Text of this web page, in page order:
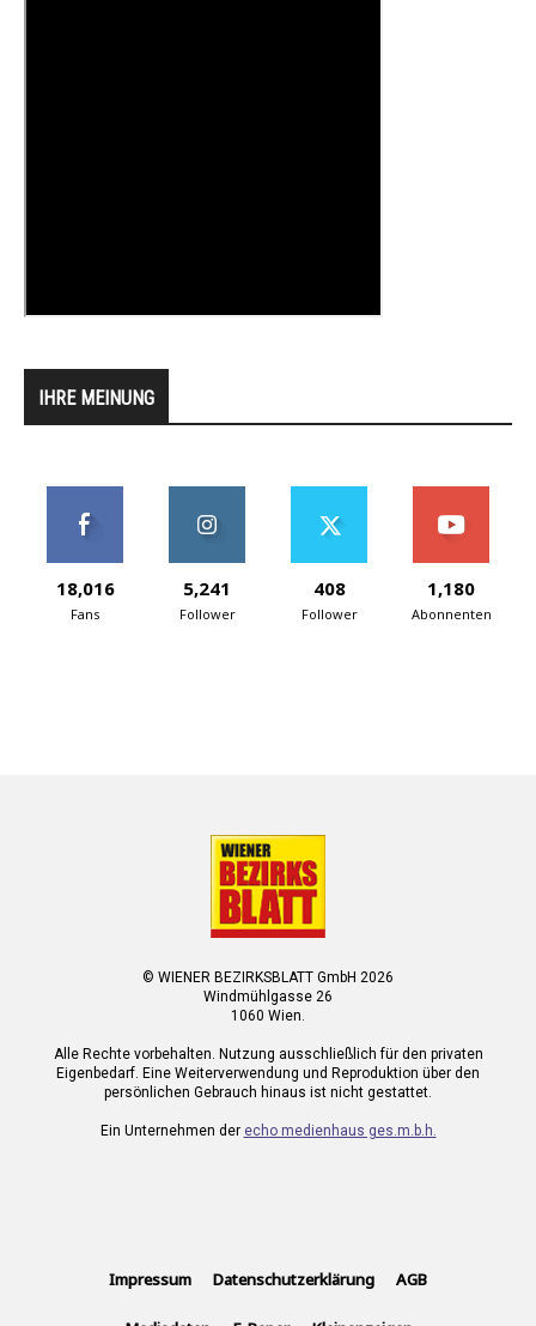
IHRE MEINUNG
18,016
Fans
5,241
Follower
408
Follower
1,180
Abonnenten
© WIENER BEZIRKSBLATT GmbH 2026
Windmühlgasse 26
1060 Wien.
Alle Rechte vorbehalten. Nutzung ausschließlich für den privaten
Eigenbedarf. Eine Weiterverwendung und Reproduktion über den
persönlichen Gebrauch hinaus ist nicht gestattet.
Ein Unternehmen der echo medienhaus ges.m.b.h.
Impressum Datenschutzerklärung AGB